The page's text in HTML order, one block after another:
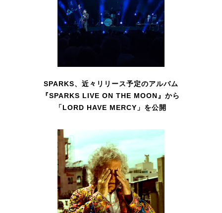
SPARKS、近々リリース予定のアルバム
『SPARKS LIVE ON THE MOON』から
「LORD HAVE MERCY」を公開